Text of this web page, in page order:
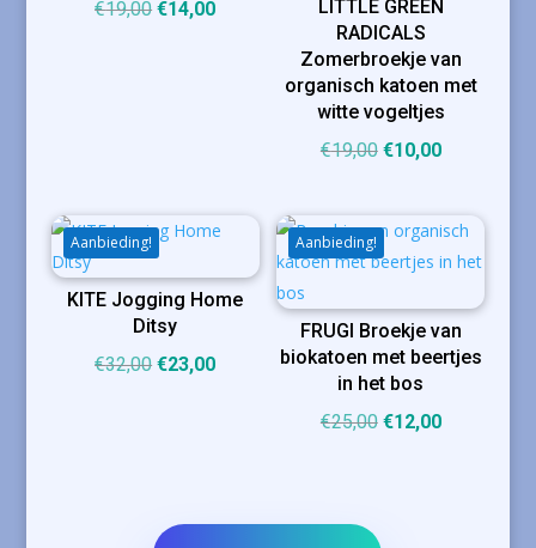
€19,00 Oorspronkelijke
€14,00Huidige
LITTLE GREEN
RADICALS
Zomerbroekje van
organisch katoen met
witte vogeltjes
€19,00 Oorspronkelijke
€19,00.
€10,00Huidige
€10,00.
Aanbieding!
KITE Jogging Home
Ditsy
€32,00 Oorspronkelijke
€23,00Huidige
Aanbieding!
FRUGI Broekje van
biokatoen met beertjes
in het bos
€25,00 Oorspronkelijke
€12,00Huidige